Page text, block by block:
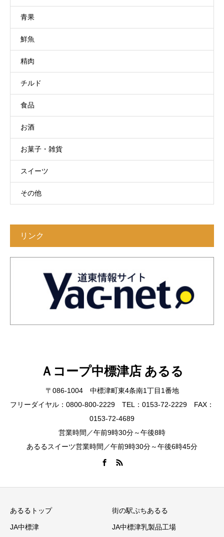
青果
鮮魚
精肉
チルド
食品
お酒
お菓子・雑貨
スイーツ
その他
リンク
Ａコープ中標津店 あるる
〒086-1004 中標津町東4条南1丁目1番地
フリーダイヤル：0800-800-2229 TEL：0153-72-2229 FAX：
0153-72-4689
営業時間／午前9時30分～午後8時
あるるスイーツ営業時間／午前9時30分～午後6時45分
あるるトップ 街の駅ぷちあるる
JA中標津 JA中標津乳製品工場